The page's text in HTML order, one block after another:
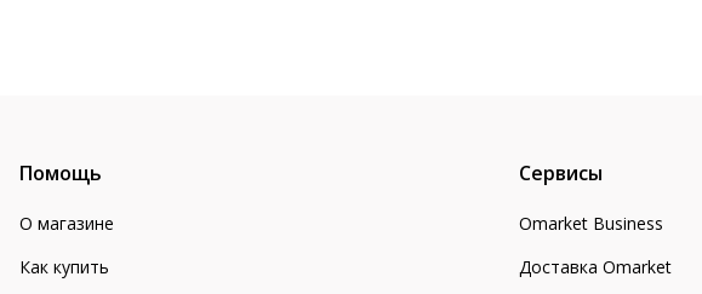
Помощь
О магазине
Как купить
Сервисы
Omarket Business
Доставка Omarket